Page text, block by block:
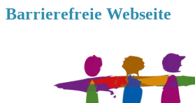
Barrierefreie Webseite